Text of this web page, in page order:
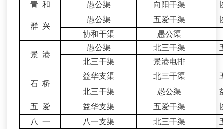
青 和
愚公渠 向阳干渠
群 兴
愚公渠 五爱干渠
协和干渠
愚公渠
景 港
愚公渠 北三干渠
北三干渠
景港电排
石 桥
益华支渠 北三干渠
北三干渠
愚公渠
五 爱
益华支渠 五爱干渠
八 一
八一支渠 北三干渠